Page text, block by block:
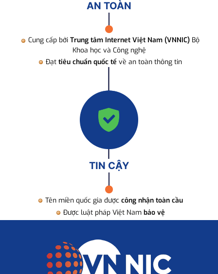
AN TOÀN
Cung cấp bởi Trung tâm Internet Việt Nam (VNNIC) Bộ
Khoa học và Công nghệ
Đạt tiêu chuẩn quốc tế về an toàn thông tin
TIN CẬY
Tên miền quốc gia được công nhận toàn cầu
Được luật pháp Việt Nam bảo vệ